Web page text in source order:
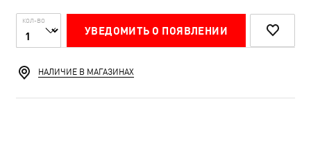
КОЛ-ВО
УВЕДОМИТЬ О ПОЯВЛЕНИИ
НАЛИЧИЕ В МАГАЗИНАХ